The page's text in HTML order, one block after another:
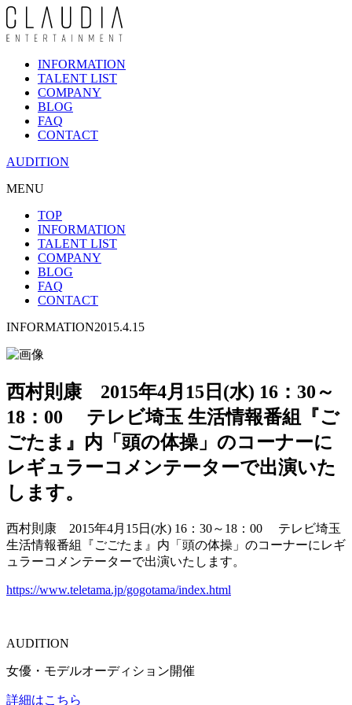
INFORMATION
TALENT LIST
COMPANY
BLOG
FAQ
CONTACT
AUDITION
MENU
TOP
INFORMATION
TALENT LIST
COMPANY
BLOG
FAQ
CONTACT
INFORMATION2015.4.15
西村則康 2015年4月15日(水) 16：30～
18：00 テレビ埼玉 生活情報番組『ご
ごたま』内「頭の体操」のコーナーに
レギュラーコメンテーターで出演いた
します。
西村則康 2015年4月15日(水) 16：30～18：00 テレビ埼玉
生活情報番組『ごごたま』内「頭の体操」のコーナーにレギ
ュラーコメンテーターで出演いたします。
https://www.teletama.jp/gogotama/index.html
AUDITION
女優・モデルオーディション開催
詳細はこちら